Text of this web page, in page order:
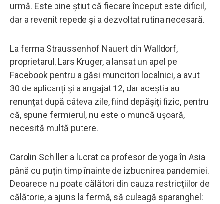
urmă. Este bine știut că fiecare început este dificil,
dar a revenit repede și a dezvoltat rutina necesară.
La ferma Straussenhof Nauert din Walldorf,
proprietarul, Lars Kruger, a lansat un apel pe
Facebook pentru a găsi muncitori localnici, a avut
30 de aplicanți și a angajat 12, dar aceștia au
renunțat după câteva zile, fiind depășiți fizic, pentru
că, spune fermierul, nu este o muncă ușoară,
necesită multă putere.
Carolin Schiller a lucrat ca profesor de yoga în Asia
până cu puțin timp înainte de izbucnirea pandemiei.
Deoarece nu poate călători din cauza restricțiilor de
călătorie, a ajuns la fermă, să culeagă sparanghel: